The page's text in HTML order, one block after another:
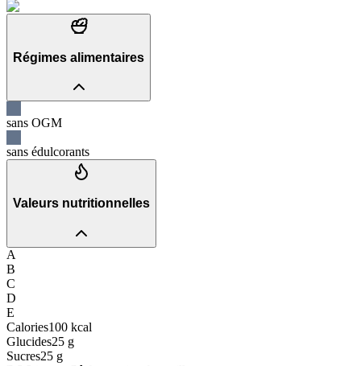
Régimes alimentaires
sans OGM
sans édulcorants
Valeurs nutritionnelles
A
B
C
D
E
Calories100 kcal
Glucides25 g
Sucres25 g